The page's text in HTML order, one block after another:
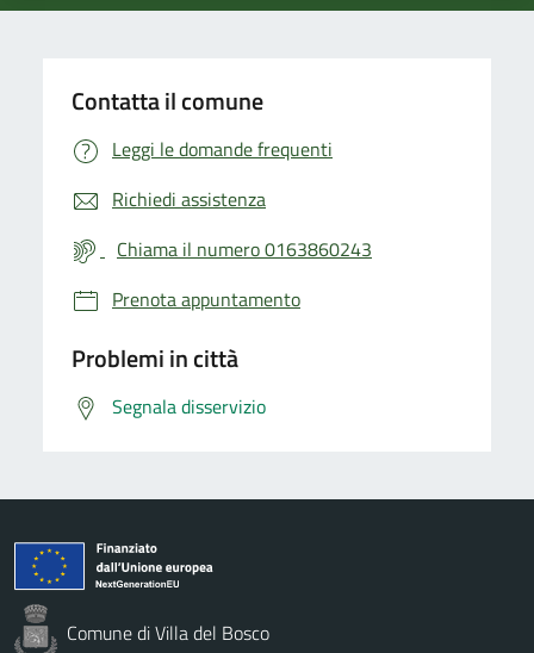
Contatta il comune
Leggi le domande frequenti
Richiedi assistenza
Chiama il numero 0163860243
Prenota appuntamento
Problemi in città
Segnala disservizio
Comune di Villa del Bosco